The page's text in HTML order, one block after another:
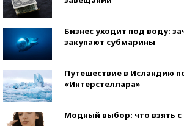
Бизнес уходит под воду:
закупают субмарины
Путешествие в Исландию
«Интерстеллара»
Модный выбор: что взять с